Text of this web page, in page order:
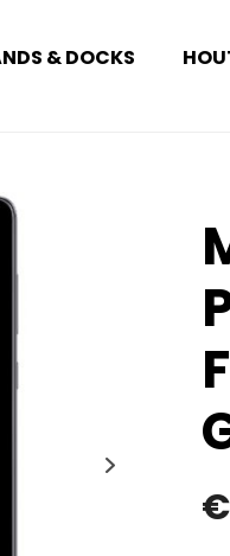
& DOCKS
€